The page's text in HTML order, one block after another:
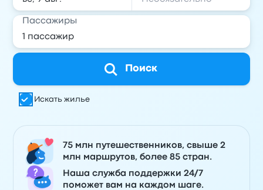
Пассажиры
Поиск
Искать жилье
75 млн путешественников, свыше 2
млн маршрутов, более 85 стран.
Наша служба поддержки 24/7
поможет вам на каждом шаге.